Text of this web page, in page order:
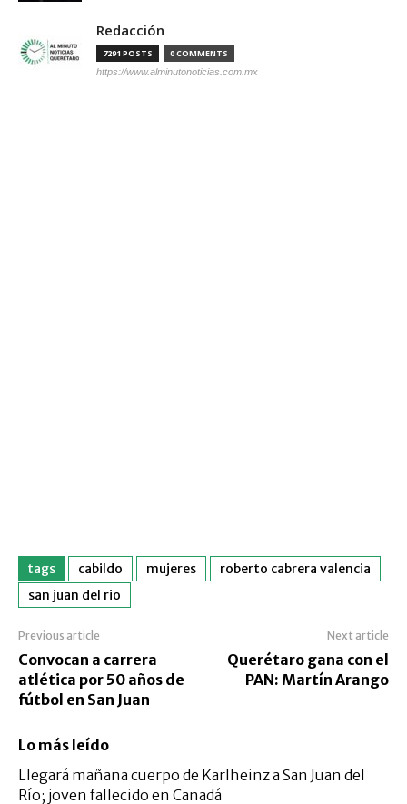
Redacción
7291 POSTS 0 COMMENTS
https://www.alminutonoticias.com.mx
tags cabildo mujeres
roberto cabrera valencia
san juan del rio
Previous article
Convocan a carrera
atlética por 50 años de
fútbol en San Juan
Next article
Querétaro gana con el
PAN: Martín Arango
Lo más leído
Llegará mañana cuerpo de Karlheinz a San Juan del
Río; joven fallecido en Canadá